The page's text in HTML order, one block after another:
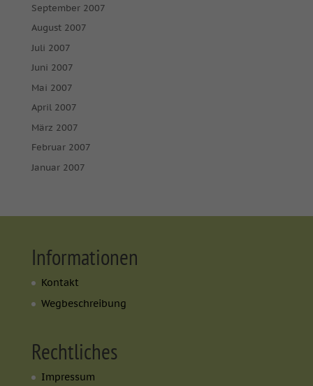
September 2007
August 2007
Juli 2007
Juni 2007
Mai 2007
April 2007
März 2007
Februar 2007
Januar 2007
Informationen
Kontakt
Wegbeschreibung
Rechtliches
Impressum